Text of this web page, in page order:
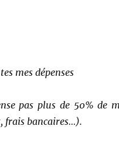
mes dépenses
pas plus de 50% de
frais bancaires…).